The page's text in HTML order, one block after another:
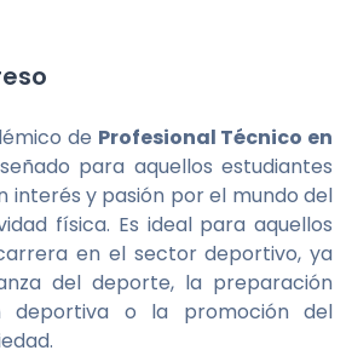
de Profesional Técnico en
para aquellos estudiantes
interés y pasión por el mundo del
física. Es ideal para aquellos
en el sector deportivo, ya
del deporte, la preparación
deportiva o la promoción del